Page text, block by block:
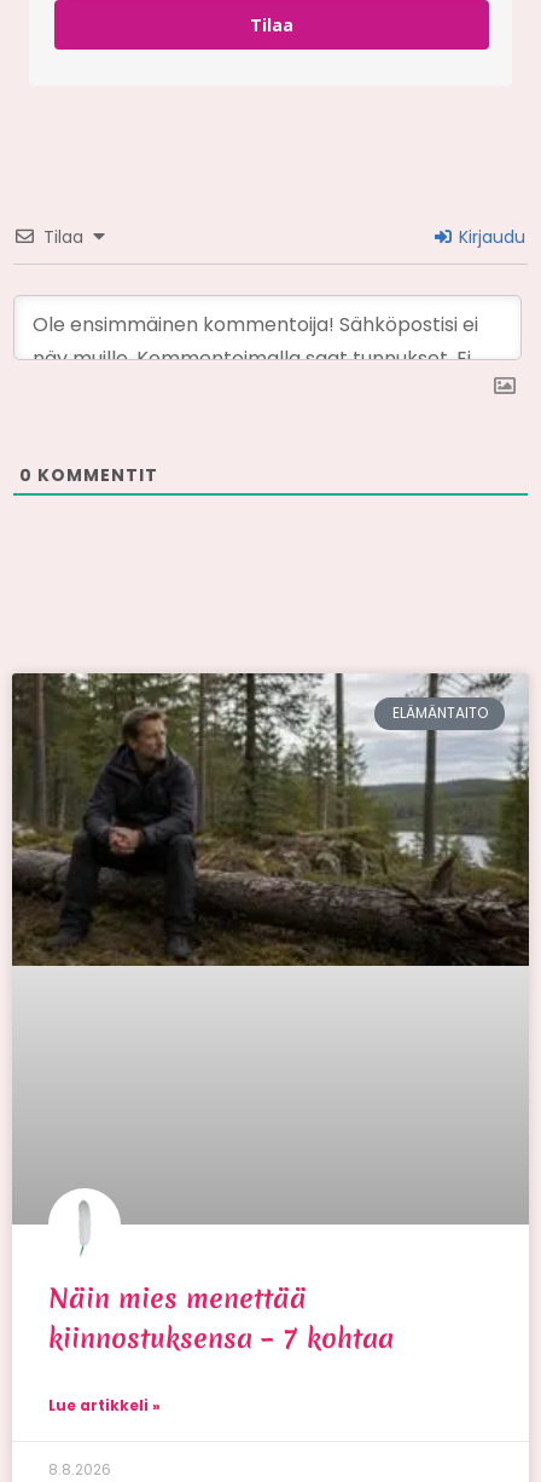
Tilaa
Tilaa Kirjaudu
0 KOMMENTIT
ELÄMÄNTAITO
Näin mies menettää
kiinnostuksensa – 7 kohtaa
Lue artikkeli »
8.8.2026